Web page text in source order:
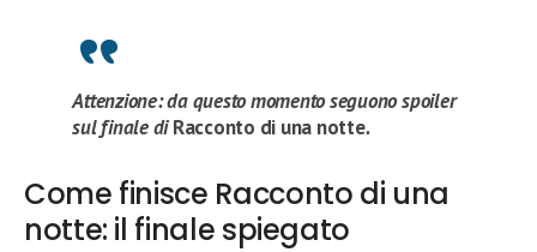
Attenzione: da questo momento seguono spoiler
sul finale diRacconto di una notte.
Come finisce Racconto di una
notte: il finale spiegato